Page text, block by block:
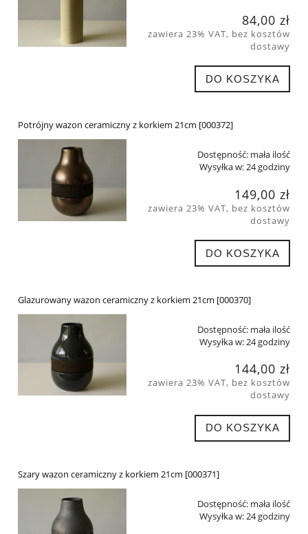
84,00 zł
zawiera 23% VAT, bez kosztów
dostawy
DO KOSZYKA
Potrójny wazon ceramiczny z korkiem 21cm [000372]
Dostępność: mała ilość
Wysyłka w:24 godziny
149,00 zł
zawiera 23% VAT, bez kosztów
dostawy
DO KOSZYKA
Glazurowany wazon ceramiczny z korkiem 21cm [000370]
Dostępność: mała ilość
Wysyłka w:24 godziny
144,00 zł
zawiera 23% VAT, bez kosztów
dostawy
DO KOSZYKA
Szary wazon ceramiczny z korkiem 21cm [000371]
Dostępność: mała ilość
Wysyłka w:24 godziny